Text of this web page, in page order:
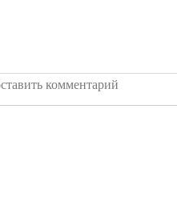
комментарий